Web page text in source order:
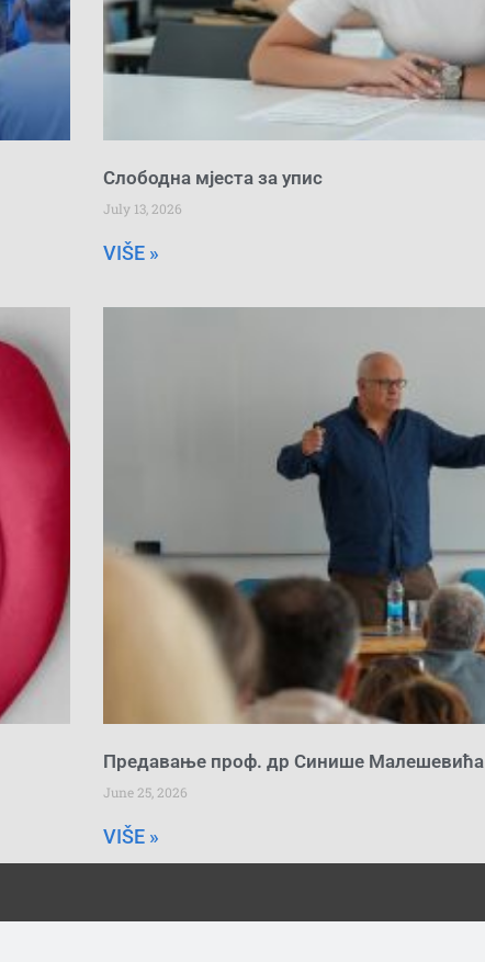
Слободна мјеста за упис
July 13, 2026
VIŠE »
Предавање проф. др Синише Малешевића
June 25, 2026
VIŠE »